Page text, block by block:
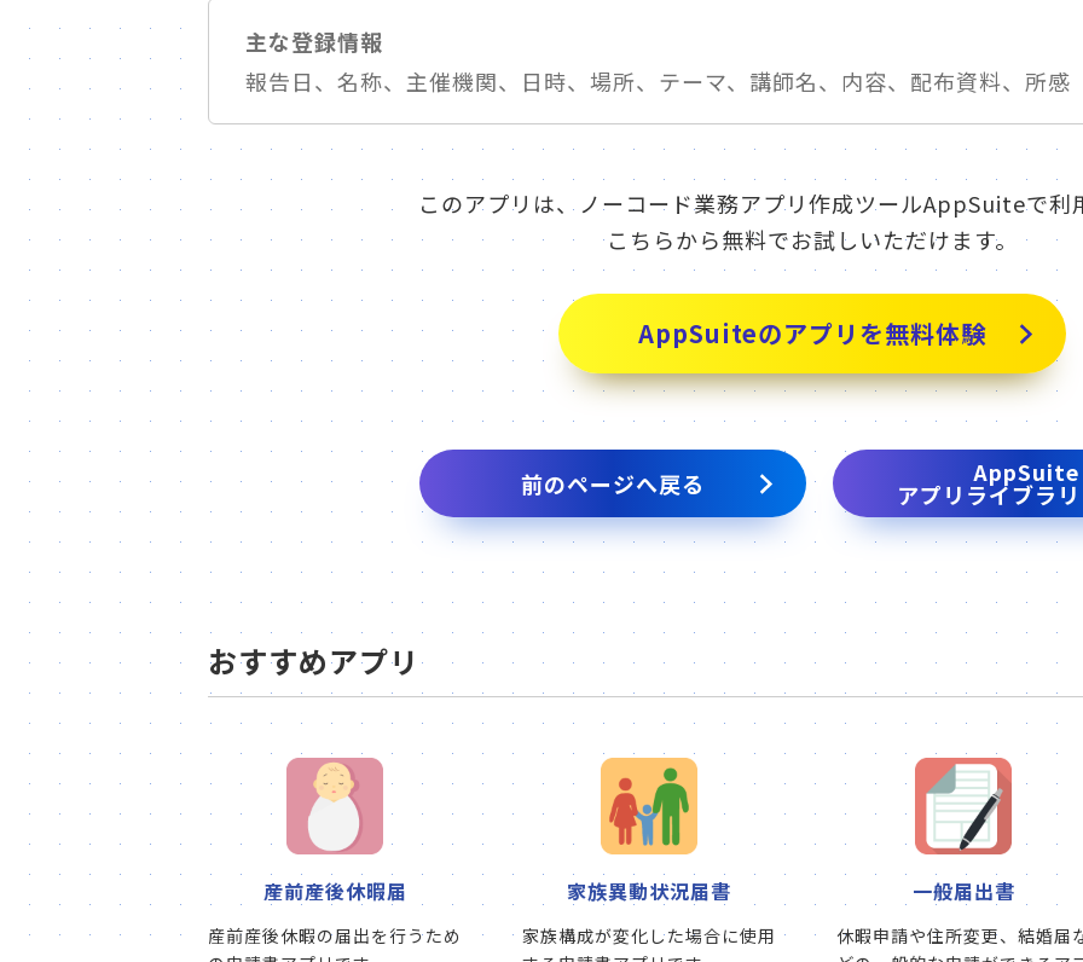
主な登録情報
報告日、名称、主催機関、日時、場所、テーマ、講師名、内容、配布資料、所感
このアプリは、ノーコード業務アプリ作成ツールAppSuiteで利
こちらから無料でお試しいただけます。
AppSuiteのアプリを無料体験
前のページへ戻る AppSuite
アプリライブラ
おすすめアプリ
産前産後休暇届
産前産後休暇の届出を行うため
家族異動状況届書
家族構成が変化した場合に使用
一般届出書
休暇申請や住所変更、結婚届